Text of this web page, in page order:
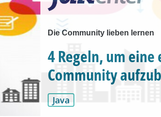
Die Community lieben lernen
4 Regeln, um
Community
Java